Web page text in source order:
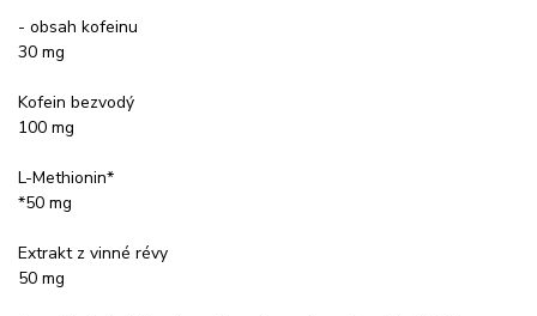
- obsah kofeinu
30 mg
Kofein bezvodý
100 mg
L-Methionin*
*50 mg
Extrakt z vinné révy
50 mg